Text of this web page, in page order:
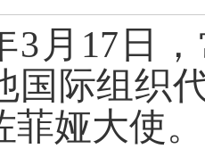
3月17日
国际组织
娅大使。